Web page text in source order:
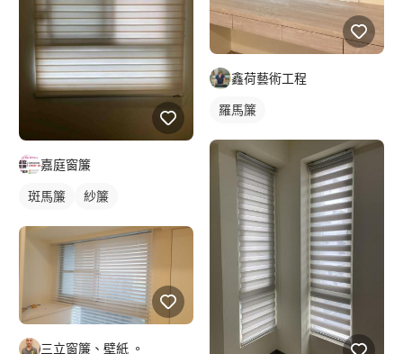
嘉庭窗簾
斑馬簾 紗簾
三立窗簾、壁紙 。
鑫荷藝術工程
羅馬簾